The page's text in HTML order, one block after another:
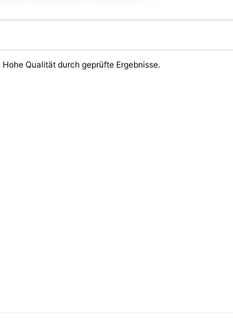
Hohe Qualität durch geprüfte Ergebnisse.